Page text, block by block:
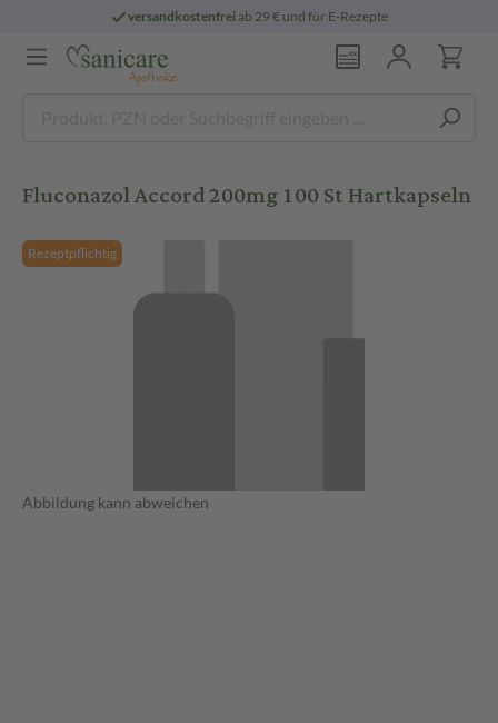
versandkostenfreiab 29 € und für E-Rezepte
Fluconazol Accord 200mg 100 St Hartkapseln
Rezeptpflichtig
Abbildung kann abweichen